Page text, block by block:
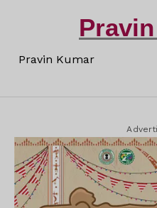
Pravin Kumar